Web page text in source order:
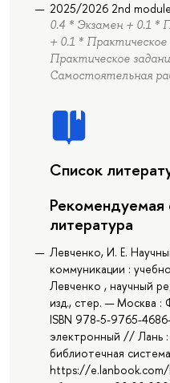
2025/2026 2nd module
0.4 * Экзамен + 0.1 *
+ 0.1 *
Практическое
Самостоятельная
Список
Рекомендуемая
литература
Левченко, И. Е.
коммуникации :
Левченко , научный
изд., стер. — Москва
ISBN 978-5-9765-
электронный // Лань
библиотечная
https://